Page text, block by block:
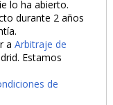
lo ha abierto.
durante 2 años
aArbitraje de
Estamos
de